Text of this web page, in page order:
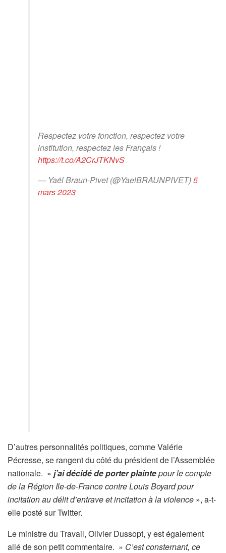
Respectez votre fonction, respectez votre
institution, respectez les Français !
https://t.co/A2CrJTKNvS
— Yaël Braun-Pivet (@YaelBRAUNPIVET)5
mars 2023
D’autres personnalités politiques, comme Valérie
Pécresse, se rangent du côté du président de l’Assemblée
nationale. » j’ai décidé de porter plaintepour le compte
de la Région Ile-de-France contre Louis Boyard pour
incitation au délit d’entrave et incitation à la violence », a-t-
elle posté sur Twitter.
Le ministre du Travail, Olivier Dussopt, y est également
allé de son petit commentaire. » C’est consternant, ce